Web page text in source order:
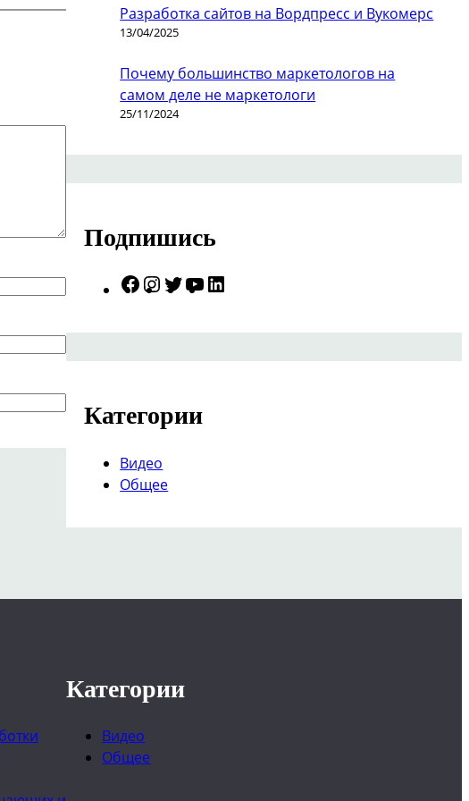
Разработка сайтов на Вордпресс и Вукомерс
13/04/2025
Почему большинство маркетологов на
самом деле не маркетологи
25/11/2024
Подпишись
Facebook
Instagram
TwitterYouTube
Категории
Видео
Общее
Категории
Видео
Общее